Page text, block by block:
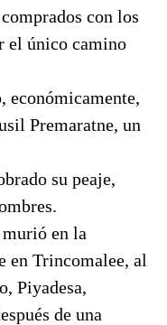
con los
el único camino
económicamente,
Premaratne, un
su peaje,
en la
en Trincomalee, al
Piyadesa,
de una